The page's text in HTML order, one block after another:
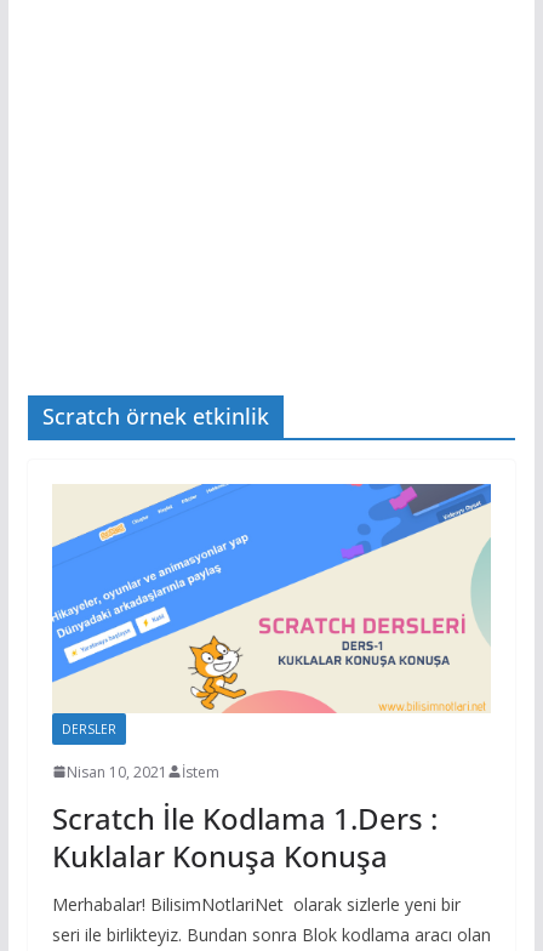
Scratch örnek etkinlik
DERSLER
Nisan 10, 2021 İstem
Scratch İle Kodlama 1.Ders :
Kuklalar Konuşa Konuşa
Merhabalar! BilisimNotlariNet olarak sizlerle yeni bir
seri ile birlikteyiz. Bundan sonra Blok kodlama aracı olan